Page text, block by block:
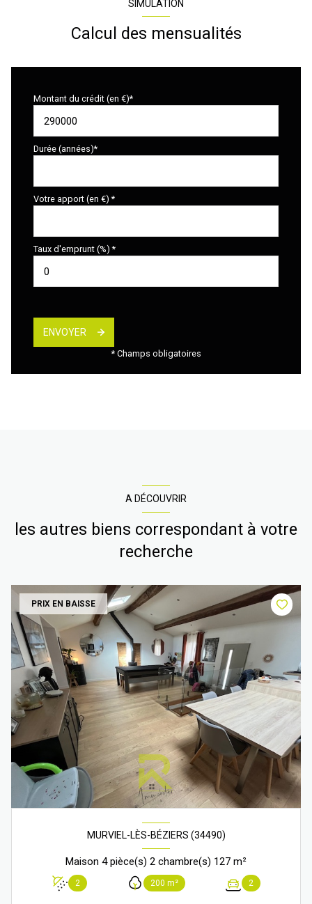
SIMULATION
Calcul des mensualités
Montant du crédit (en €)*
Durée (années)*
Votre apport (en €) *
Taux d'emprunt (%) *
ENVOYER
* Champs obligatoires
A DÉCOUVRIR
les autres biens correspondant à votre
recherche
PRIX EN BAISSE
MURVIEL-LÈS-BÉZIERS (34490)
Maison 4 pièce(s) 2 chambre(s) 127 m²
2 200 m² 2